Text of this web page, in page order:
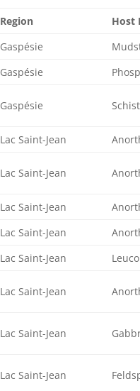
Region Host
Gaspésie
Gaspésie
Gaspésie
Lac Saint-Jean
Lac Saint-Jean
Lac Saint-Jean
Lac Saint-Jean
Lac Saint-Jean
Lac Saint-Jean
Lac Saint-Jean
Lac Saint-Jean